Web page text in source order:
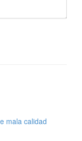
mala calidad